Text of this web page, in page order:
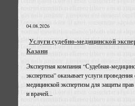
04.08.2026
Услуги судебно-медицинской
Казани
Экспертная компания “Судебная-
экспертиза” оказывает услуги проведения
медицинской экспертизы для защиты прав
и врачей...